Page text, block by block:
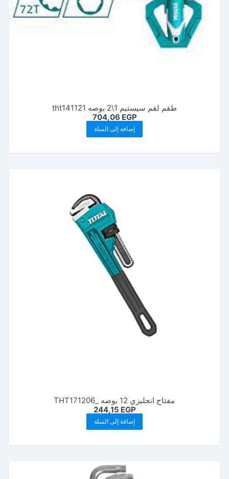
طقم لقم سيستيم 1\2 بوصه tht141121
704,06 EGP
إضافة إلى السلة
مفتاح انجليزي 12 بوصه _THT171206
244,15 EGP
إضافة إلى السلة